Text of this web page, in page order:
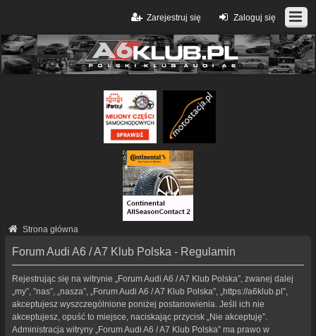
Zaloguj się
Zarejestruj się
Strona główna
Forum Audi A6 / A7 Klub Polska - Regulamin
Rejestrując się na witrynie „Forum Audi A6 / A7 Klub Polska”, zwanej dalej
„my”, ”nas”, „nasza”, „Forum Audi A6 / A7 Klub Polska”, „https://a6klub.pl”,
akceptujesz wyszczególnione poniżej postanowienia. Jeśli ich nie
akceptujesz, opuść to miejsce, naciskając przycisk „Nie akceptuję”.
Administracja witryny „Forum Audi A6 / A7 Klub Polska” ma prawo w